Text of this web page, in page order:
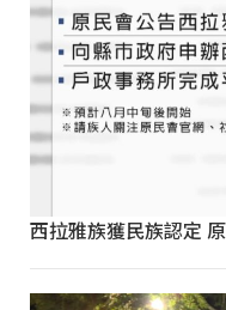
西拉雅族獲民族認定